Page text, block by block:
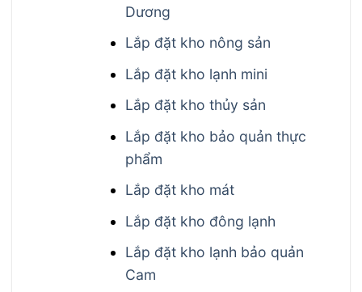
Dương
Lắp đặt kho nông sản
Lắp đặt kho lạnh mini
Lắp đặt kho thủy sản
Lắp đặt kho bảo quản thực
phẩm
Lắp đặt kho mát
Lắp đặt kho đông lạnh
Lắp đặt kho lạnh bảo quản
Cam